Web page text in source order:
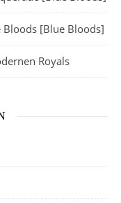
Bloods [Blue Bloods]
Royals